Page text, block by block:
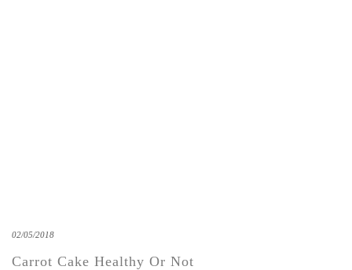
02/05/2018
Carrot Cake Healthy Or Not